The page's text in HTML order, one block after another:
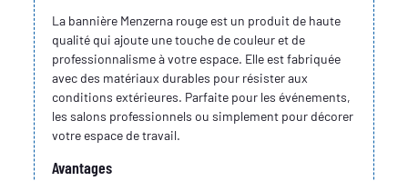
La bannière Menzerna rouge est un produit de haute
qualité qui ajoute une touche de couleur et de
professionnalisme à votre espace. Elle est fabriquée
avec des matériaux durables pour résister aux
conditions extérieures. Parfaite pour les événements,
les salons professionnels ou simplement pour décorer
votre espace de travail.
Avantages